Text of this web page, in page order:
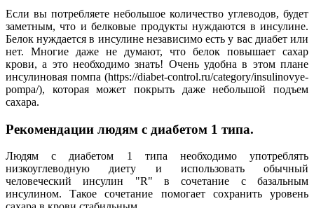
Если вы потребляете небольшое количество углеводов, будет
заметным, что и белковые продукты нуждаются в инсулине.
Белок нуждается в инсулине независимо есть у вас диабет или
нет. Многие даже не думают, что белок повышает сахар
крови, а это необходимо знать! Очень удобна в этом плане
инсулиновая помпа (https://diabet-control.ru/category/insulinovye-
pompa/), которая может покрыть даже небольшой подъем
сахара.
Рекомендации людям с диабетом 1 типа.
Людям с диабетом 1 типа необходимо употреблять
низкоуглеводную диету и использовать обычный
человеческий инсулин "R" в сочетание с базальным
инсулином. Такое сочетание помогает сохранить уровень